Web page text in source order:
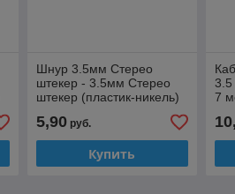
Шнур 3.5мм Стерео
штекер - 3.5мм Стерео
штекер (пластик-никель)
5,90руб.
Купить
3.5
7